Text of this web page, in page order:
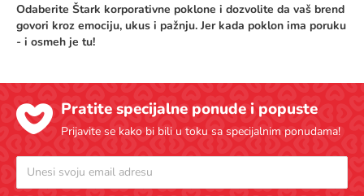
Odaberite Štark korporativne poklone i dozvolite da vaš brend
govori kroz emociju, ukus i pažnju. Jer kada poklon ima poruku
- i osmeh je tu!
Pratite specijalne ponude i popuste
Prijavite se kako bi bili u toku sa specijalnim ponudama!